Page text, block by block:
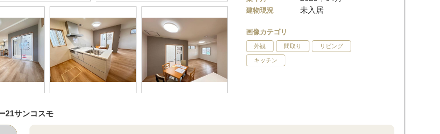
建物現況 未入居
画像カテゴリ
外観 間取り リビング
キッチン
21サンコスモ